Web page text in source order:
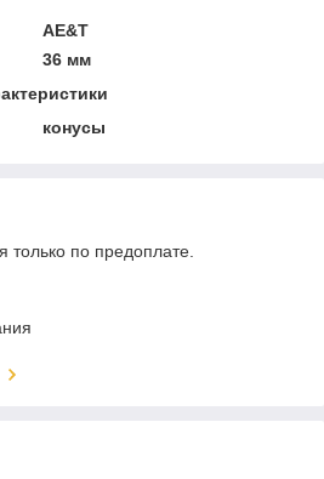
AE&T
36 мм
конусы
только по предоплате.